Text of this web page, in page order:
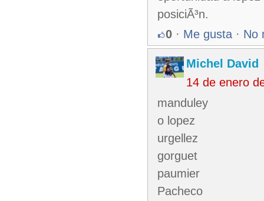
posiciÃ³n.
0 · Me gusta · No
Michel David
14 de enero
manduley
o lopez
urgellez
gorguet
paumier
Pacheco